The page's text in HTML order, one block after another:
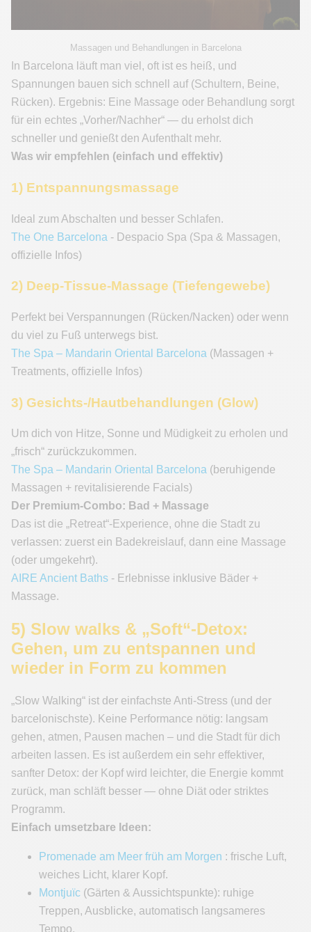
Massagen und Behandlungen in Barcelona
In Barcelona läuft man viel, oft ist es heiß, und
Spannungen bauen sich schnell auf (Schultern, Beine,
Rücken). Ergebnis: Eine Massage oder Behandlung sorgt
für ein echtes „Vorher/Nachher“ — du erholst dich
schneller und genießt den Aufenthalt mehr.
Was wir empfehlen (einfach und effektiv)
1) Entspannungsmassage
Ideal zum Abschalten und besser Schlafen.
The One Barcelona - Despacio Spa (Spa & Massagen,
offizielle Infos)
2) Deep-Tissue-Massage (Tiefengewebe)
Perfekt bei Verspannungen (Rücken/Nacken) oder wenn
du viel zu Fuß unterwegs bist.
The Spa – Mandarin Oriental Barcelona (Massagen +
Treatments, offizielle Infos)
3) Gesichts-/Hautbehandlungen (Glow)
Um dich von Hitze, Sonne und Müdigkeit zu erholen und
„frisch“ zurückzukommen.
The Spa – Mandarin Oriental Barcelona (beruhigende
Massagen + revitalisierende Facials)
Der Premium-Combo: Bad + Massage
Das ist die „Retreat“-Experience, ohne die Stadt zu
verlassen: zuerst ein Badekreislauf, dann eine Massage
(oder umgekehrt).
AIRE Ancient Baths - Erlebnisse inklusive Bäder +
Massage.
5) Slow walks & „Soft“-Detox:
Gehen, um zu entspannen und
wieder in Form zu kommen
„Slow Walking“ ist der einfachste Anti-Stress (und der
barcelonischste). Keine Performance nötig: langsam
gehen, atmen, Pausen machen – und die Stadt für dich
arbeiten lassen. Es ist außerdem ein sehr effektiver,
sanfter Detox: der Kopf wird leichter, die Energie kommt
zurück, man schläft besser — ohne Diät oder striktes
Programm.
Einfach umsetzbare Ideen:
Promenade am Meer früh am Morgen : frische Luft,
weiches Licht, klarer Kopf.
Montjuïc (Gärten & Aussichtspunkte): ruhige
Treppen, Ausblicke, automatisch langsameres
Tempo.